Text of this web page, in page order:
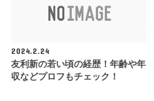
2024.2.24
友利新の若い頃の経歴！年齢や年
収などプロフもチェック！